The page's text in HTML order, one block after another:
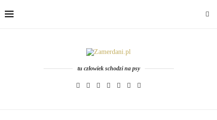
tu człowiek schodzi na psy